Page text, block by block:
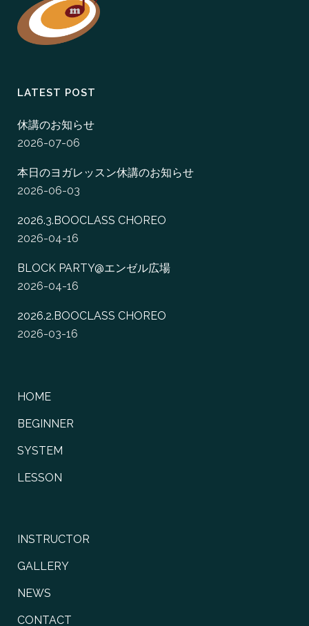
LATEST POST
休講のお知らせ
2026-07-06
本日のヨガレッスン休講のお知らせ
2026-06-03
2026.3.BOOCLASS CHOREO
2026-04-16
BLOCK PARTY@エンゼル広場
2026-04-16
2026.2.BOOCLASS CHOREO
2026-03-16
HOME
BEGINNER
SYSTEM
LESSON
INSTRUCTOR
GALLERY
NEWS
CONTACT